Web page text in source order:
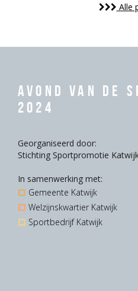
Alle
Avond van de
2024
Georganiseerd door:
Stichting Sportpromotie
In samenwerking met:
Gemeente Katwijk
Welzijnskwartier Katwijk
Sportbedrijf Katwijk